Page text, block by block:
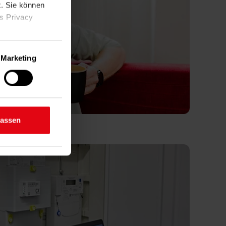
Sie können
Privacy
legen Sie
Bereichen
Marketing